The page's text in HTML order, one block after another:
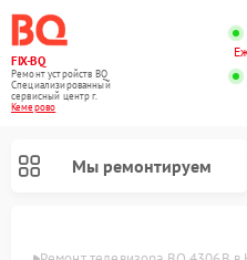
FIX-BQ
Ремонт устройств BQ
Специализированный
cервисный центр г.
Кемерово
Мы ремонтируем